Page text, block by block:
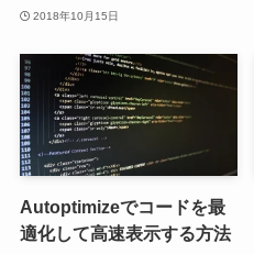
2018年10月15日
Autoptimizeでコードを最
適化して高速表示する方法